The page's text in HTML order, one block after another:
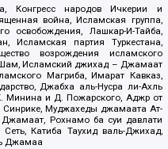
Конгресс народов Ичкерии и
война, Исламская группа,
освобождения, Лашкар-И-Тайба,
Исламская партия Туркестана,
возрождения исламского
Исламский джихад – Джамаат
Магриба, Имарат Кавказ,
Джабха аль-Нусра ли-Ахль
Минина и Д. Пожарского, Аджр от
Синрике, Муджахеды джамаата Ат-
Рохнамо ба суи давлати
Сеть, Катиба Таухид валь-Джихад,
Джамаа